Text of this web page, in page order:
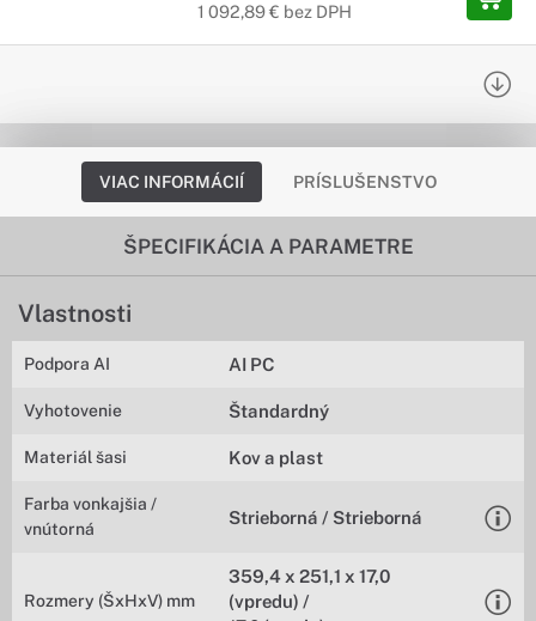
1 092,89 € bez DPH
VIAC INFORMÁCIÍ PRÍSLUŠENSTVO
ŠPECIFIKÁCIA A PARAMETRE
Vlastnosti
Podpora AI AI PC
Vyhotovenie Štandardný
Materiál šasi Kov a plast
Farba vonkajšia /
vnútorná
Strieborná / Strieborná
Rozmery (ŠxHxV) mm
359,4 x 251,1 x 17,0
(vpredu) /